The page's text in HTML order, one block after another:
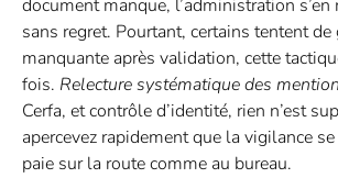
document manque, l’administration
sans regret. Pourtant, certains tentent
manquante après validation, cette
fois. Relecture systématique des
Cerfa, et contrôle d’identité, rien n’est
apercevez rapidement que la vigilance
paie sur la route comme au bureau.